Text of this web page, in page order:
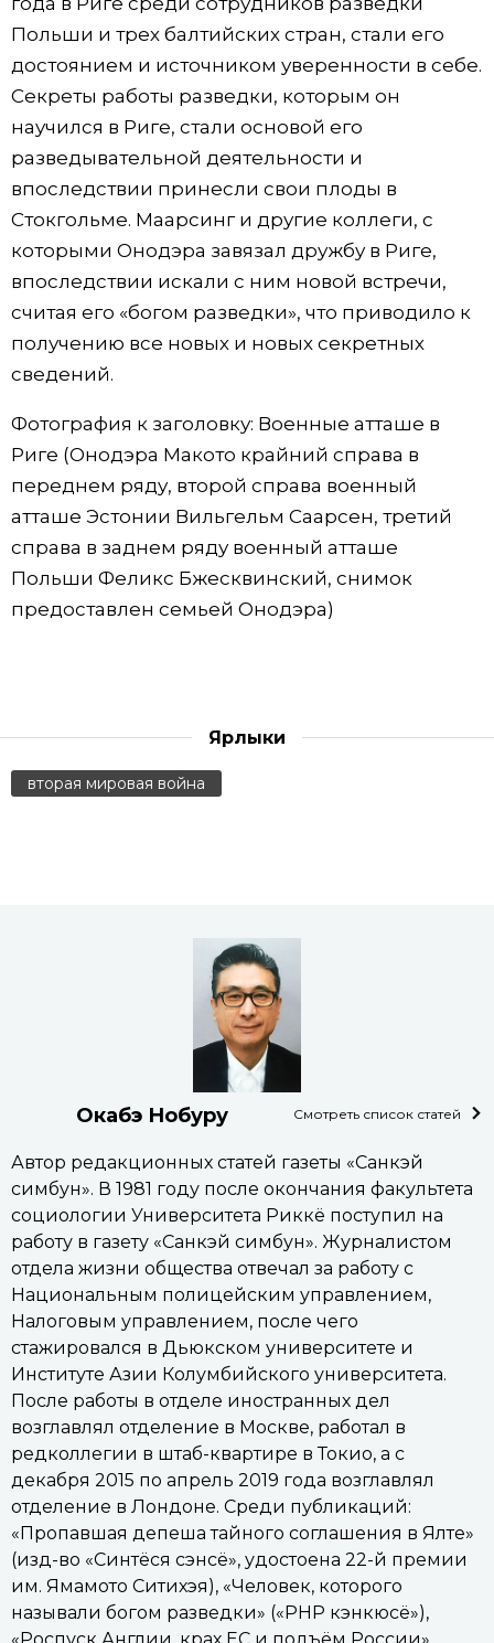
Польши и трех балтийских стран, стали его
достоянием и источником уверенности в себе.
Секреты работы разведки, которым он
научился в Риге, стали основой его
разведывательной деятельности и
впоследствии принесли свои плоды в
Стокгольме. Маарсинг и другие коллеги, с
которыми Онодэра завязал дружбу в Риге,
впоследствии искали с ним новой встречи,
считая его «богом разведки», что приводило к
получению все новых и новых секретных
сведений.
Фотография к заголовку: Военные атташе в
Риге (Онодэра Макото крайний справа в
переднем ряду, второй справа военный
атташе Эстонии Вильгельм Саарсен, третий
справа в заднем ряду военный атташе
Польши Феликс Бжесквинский, снимок
предоставлен семьей Онодэра)
Ярлыки
вторая мировая война
Окабэ Нобуру Смотреть список статей
Автор редакционных статей газеты «Санкэй
симбун». В 1981 году после окончания факультета
социологии Университета Риккё поступил на
работу в газету «Санкэй симбун». Журналистом
отдела жизни общества отвечал за работу с
Национальным полицейским управлением,
Налоговым управлением, после чего
стажировался в Дьюкском университете и
Институте Азии Колумбийского университета.
После работы в отделе иностранных дел
возглавлял отделение в Москве, работал в
редколлегии в штаб-квартире в Токио, а с
декабря 2015 по апрель 2019 года возглавлял
отделение в Лондоне. Среди публикаций:
«Пропавшая депеша тайного соглашения в Ялте»
(изд-во «Синтёся сэнсё», удостоена 22-й премии
им. Ямамото Ситихэя), «Человек, которого
называли богом разведки» («PHP кэнкюсё»),